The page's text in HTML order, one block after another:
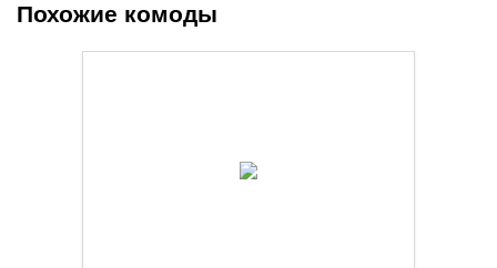
Похожие комоды